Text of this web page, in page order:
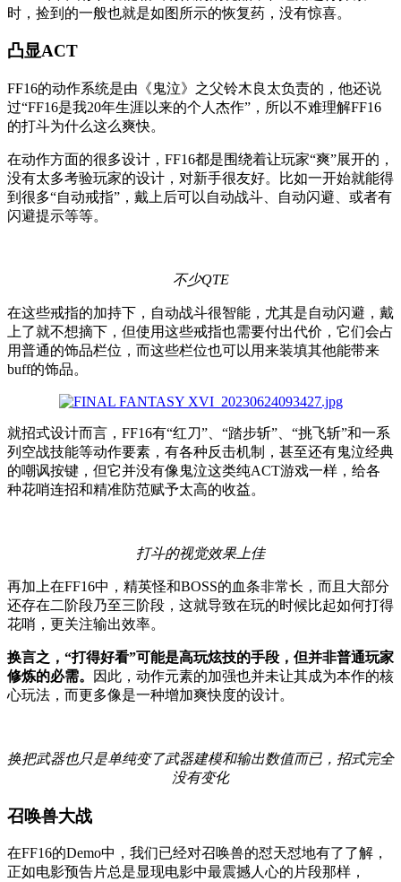
时，捡到的一般也就是如图所示的恢复药，没有惊喜。
凸显ACT
FF16的动作系统是由《鬼泣》之父铃木良太负责的，他还说
过“FF16是我20年生涯以来的个人杰作”，所以不难理解FF16
的打斗为什么这么爽快。
在动作方面的很多设计，FF16都是围绕着让玩家“爽”展开的，
没有太多考验玩家的设计，对新手很友好。比如一开始就能得
到很多“自动戒指”，戴上后可以自动战斗、自动闪避、或者有
闪避提示等等。
不少QTE
在这些戒指的加持下，自动战斗很智能，尤其是自动闪避，戴
上了就不想摘下，但使用这些戒指也需要付出代价，它们会占
用普通的饰品栏位，而这些栏位也可以用来装填其他能带来
buff的饰品。
就招式设计而言，FF16有“红刀”、“踏步斩”、“挑飞斩”和一系
列空战技能等动作要素，有各种反击机制，甚至还有鬼泣经典
的嘲讽按键，但它并没有像鬼泣这类纯ACT游戏一样，给各
种花哨连招和精准防范赋予太高的收益。
打斗的视觉效果上佳
再加上在FF16中，精英怪和BOSS的血条非常长，而且大部分
还存在二阶段乃至三阶段，这就导致在玩的时候比起如何打得
花哨，更关注输出效率。
换言之，“打得好看”可能是高玩炫技的手段，但并非普通玩家
修炼的必需。
因此，动作元素的加强也并未让其成为本作的核
心玩法，而更多像是一种增加爽快度的设计。
换把武器也只是单纯变了武器建模和输出数值而已，招式完全
没有变化
召唤兽大战
在FF16的Demo中，我们已经对召唤兽的怼天怼地有了了解，
正如电影预告片总是显现电影中最震撼人心的片段那样，